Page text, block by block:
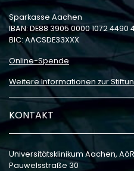
Sparkasse Aachen
IBAN: DE88 3905 0000 1072 4490
BIC: AACSDE33XXX
Online-Spende
Weitere Informationen zur
KONTAKT
Universitätsklinikum Aachen, AöR
Pauwelsstraße 30